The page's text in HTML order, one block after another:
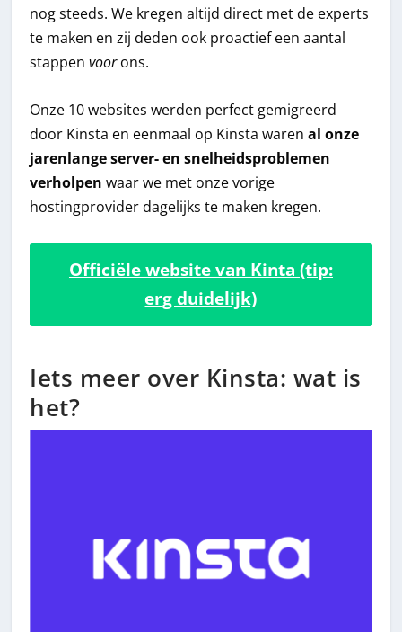
nog steeds. We kregen altijd direct met de experts
te maken en zij deden ook proactief een aantal
stappenvoorons.
Onze 10 websites werden perfect gemigreerd
door Kinsta en eenmaal op Kinsta warenal onze
jarenlange server- en snelheidsproblemen
verholpen waar we met onze vorige
hostingprovider dagelijks te maken kregen.
Officiële website van Kinta (tip:
erg duidelijk)
Iets meer over Kinsta: wat is
het?